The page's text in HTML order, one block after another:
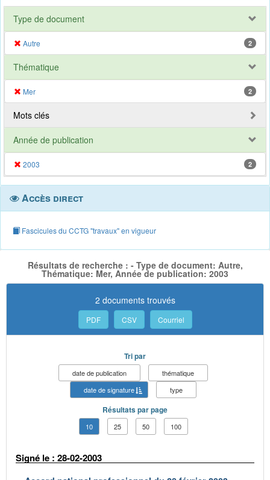
Type de document
Autre 2
Thématique
Mer 2
Mots clés
Année de publication
2003 2
Accès direct
Fascicules du CCTG "travaux" en vigueur
Résultats de recherche : - Type de document: Autre,
Thématique: Mer, Année de publication: 2003
2 documents trouvés
PDF CSV Courriel
Tri par
date de publication
thématique
date de signature
type
Résultats par page
10 25 50 100
Signé le : 28-02-2003